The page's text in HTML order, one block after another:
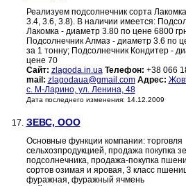
Реализуем подсолнечник сорта
3.4, 3.6, 3.8). В наличии имеется:
Лакомка - диаметр 3.80 по цене 6800
Подсолнечник Алмаз - диаметр 3.6 по
за 1 тонну; Подсолнечник Кондитер -
цене 70
Сайт: zlagoda.in.ua Телефон: +38 066
mail: zlagodaua@gmail.com Адрес:
с. М-Ларино, ул. Ленина, 48
Дата последнего изменения: 14.12.2009
17. ЗЕВС, ООО
Основные функции компании: торговля
сельхозпродукцией, продажа покупка
подсолнечника, продажа-покупка
сортов озимая и яровая, 3 класс
фуражная, фуражный ячмень